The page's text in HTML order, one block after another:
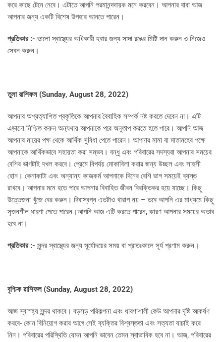
করে কাছে টেনে নেবে। এটাতে আপনি পরমানন্দদায়ক মনে করবেন। আপনার বাবা আজ
আপনার জন্য একটি বিশেষ উপহার আনতে পারেন।
প্রতিকার :- ভালো স্বাস্থ্যের অধিকারী হবার জন্য সাদা রঙের মিষ্টি দান করুন ও নিজেও
সেবন করুন।
তুলা রাশিফল (Sunday, August 28, 2022)
আপনার অপ্রত্যাশিত প্রকৃতিকে আপনার বৈবাহিক সম্পর্ক নষ্ট করতে দেবেন না। এটি
এড়ানো নিশ্চিত করুন অন্যথায় আপনাকে পরে অনুতাপ করতে হতে পারে। আপনি আজ
আপনার মায়ের পক্ষ থেকে আর্থিক সুবিধা পেতে পারেন। আপনার মামা বা মাতামহের পক্ষে
আপনাকে আর্থিকভাবে সহায়তা করা সম্ভব। বন্ধু এবং পরিবারের সদস্যরা আপনার সময়ের
বেশির ভাগটাই দখল করবে। প্রেমে বিপর্যয় মোকাবিলা করার জন্য উচ্ছল এবং সাহসী
হোন। কেনাকাটা এবং অন্যান্য কাজকর্ম আপনাকে দিনের বেশি ভাগ সময়েই ব্যস্ত
রাখবে। আপনার মনে হতে পারে আপনার বিবাহিত জীবন বিরক্তিকর হয়ে যাচ্ছে। কিছু
উত্তেজনা খুঁজে বের করুন। দিবাস্বপ্ন এতটাও খারাপ নয় – তবে আপনি এর মাধ্যমে কিছু
সৃজনশীল ধারণা পেতে পারেন।আপনি আজ এটি করতে পারেন, কারণ আপনার সময়ের অভাব
হবে না।
প্রতিকার :- সুন্দর স্বাস্থ্যের জন্য সূর্যোদয়ের সময় বা প্রাতঃকালে সূর্য প্রণাম করুন।
বৃশ্চিক রাশিফল (Sunday, August 28, 2022)
আজ স্বাস্হ্য সুন্দর থাকবে। বড়সড় পরিকল্পনা এবং ধারণাশালী কেউ আপনার দৃষ্টি আকর্ষণ
করবে- কোন বিনিয়োগ করার আগে সেই ব্যক্তির বিশ্বস্ততা এবং সত্যতা যাচাই করে
নিন। পরিবারের পরিস্থিতি যেমন আপনি ভাবেন তেমন স্বাভাবিক হবে না। আজ, পরিবারের